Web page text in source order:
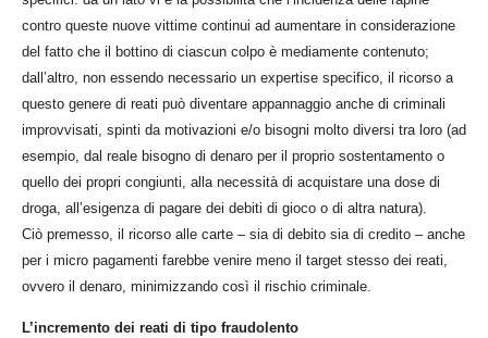
contro queste nuove vittime continui ad aumentare in considerazione
del fatto che il bottino di ciascun colpo è mediamente contenuto;
dall’altro, non essendo necessario un expertise specifico, il ricorso a
questo genere di reati può diventare appannaggio anche di criminali
improvvisati, spinti da motivazioni e/o bisogni molto diversi tra loro (ad
esempio, dal reale bisogno di denaro per il proprio sostentamento o
quello dei propri congiunti, alla necessità di acquistare una dose di
droga, all’esigenza di pagare dei debiti di gioco o di altra natura).
Ciò premesso, il ricorso alle carte – sia di debito sia di credito – anche
per i micro pagamenti farebbe venire meno il target stesso dei reati,
ovvero il denaro, minimizzando così il rischio criminale.
L’incremento dei reati di tipo fraudolento